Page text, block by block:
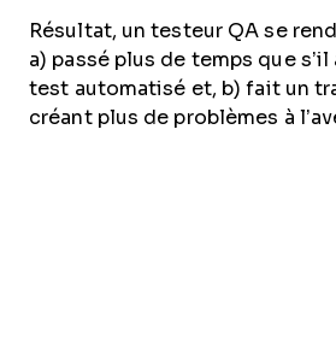
Résultat, un testeur QA se
a) passé plus de temps que
test automatisé et, b) fait un
créant plus de problèmes à